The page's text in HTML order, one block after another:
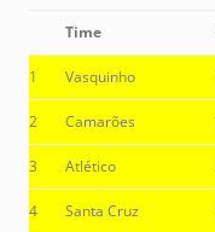
Time
1 Vasquinho
2 Camarões
3 Atlético
4 Santa Cruz